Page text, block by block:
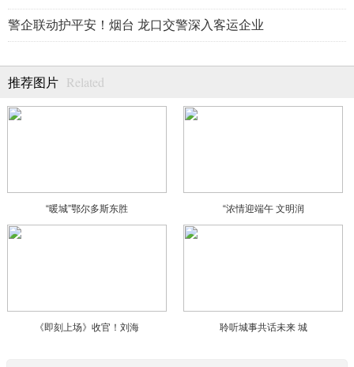
警企联动护平安！烟台 龙口交警深入客运企业
推荐图片 Related
“暖城”鄂尔多斯东胜 “浓情迎端午 文明润
《即刻上场》收官！刘海 聆听城事共话未来 城